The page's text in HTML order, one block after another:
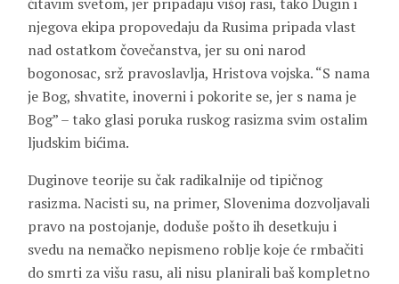
njegova ekipa propovedaju da Rusima pripada vlast
nad ostatkom čovečanstva, jer su oni narod
bogonosac, srž pravoslavlja, Hristova vojska. “S nama
je Bog, shvatite, inoverni i pokorite se, jer s nama je
Bog” – tako glasi poruka ruskog rasizma svim ostalim
ljudskim bićima.
Duginove teorije su čak radikalnije od tipičnog
rasizma. Nacisti su, na primer, Slovenima dozvoljavali
pravo na postojanje, doduše pošto ih desetkuju i
svedu na nemačko nepismeno roblje koje će rmbačiti
do smrti za višu rasu, ali nisu planirali baš kompletno